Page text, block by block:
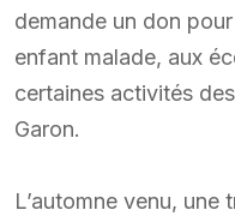
demande un don
enfant malade, aux
certaines activités
Garon.
L’automne venu, une